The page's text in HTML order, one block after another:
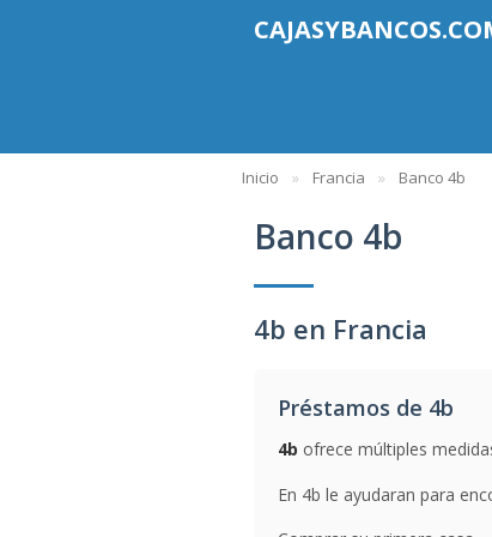
Inicio Francia Banco 4b
Banco 4b
4b en Francia
Préstamos de 4b
4b ofrece múltiples
En 4b le ayudaran para